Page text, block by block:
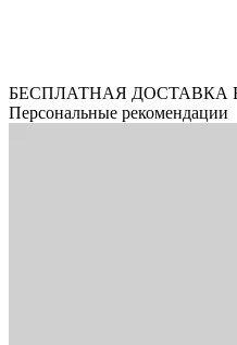
БЕСПЛАТНАЯ ДОСТАВКА
Персональные рекомендации